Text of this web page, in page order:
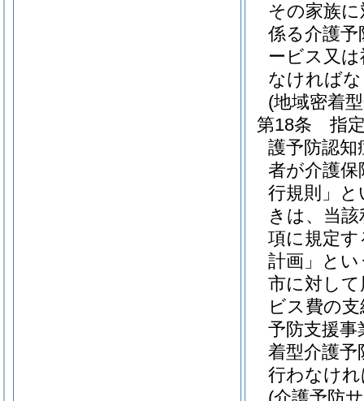
その家族
係る介護
ービス又
なければ
(地域密着
第18条
指
護予防認知
者が介護保
行規則」と
きは、当
項に規定
計画」とい
市に対し
ビス費の
予防支援
着型介護
行わなけ